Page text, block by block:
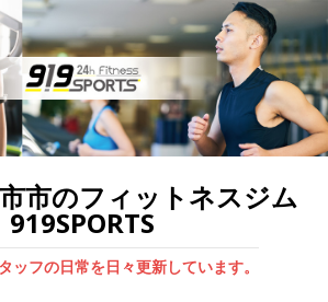
市のフィットネスジム
919SPORTS
ッフの日常を日々更新しています。